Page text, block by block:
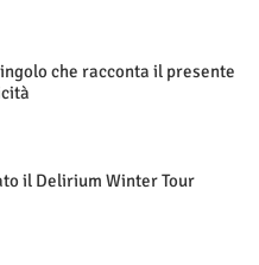
che racconta il presente
il Delirium Winter Tour